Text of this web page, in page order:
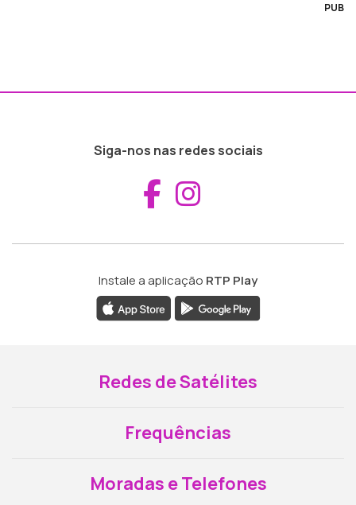
PUB
Siga-nos nas redes sociais
Aceder ao
Instale a aplicação RTP Play
Redes de Satélites
Frequências
Moradas e Telefones